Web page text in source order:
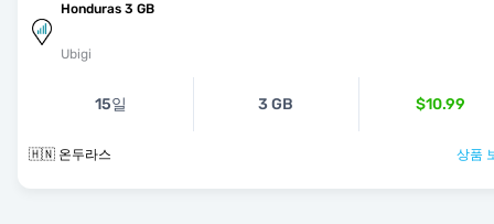
Honduras 3 GB
Ubigi
15일 3 GB $10.99
🇭🇳 온두라스 상품